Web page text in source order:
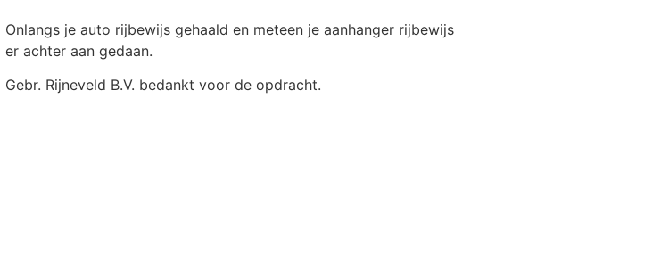
Onlangs je auto rijbewijs gehaald en meteen je aanhanger rijbewijs
er achter aan gedaan.
Gebr. Rijneveld B.V. bedankt voor de opdracht.